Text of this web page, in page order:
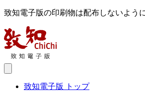
致知電子版の印刷物は配布しないよう
致知電子版 トップ